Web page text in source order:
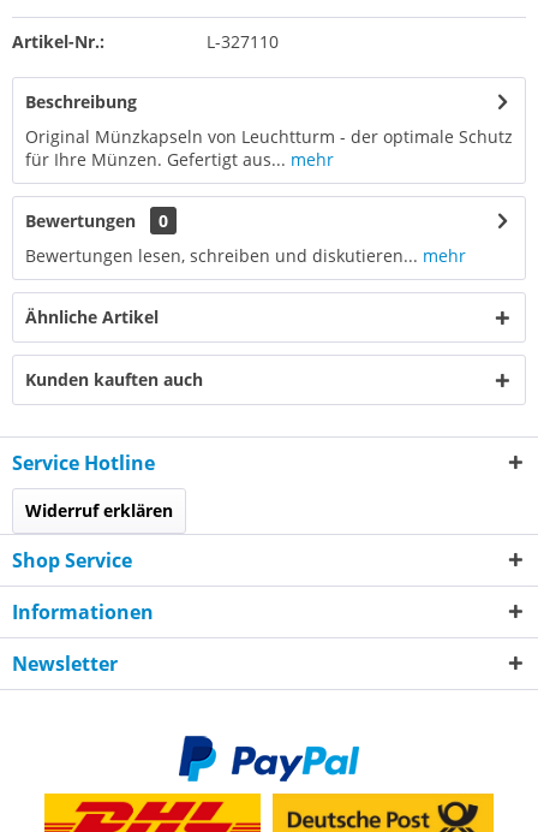
Artikel-Nr.: L-327110
Beschreibung
Original Münzkapseln von Leuchtturm - der optimale Schutz
für Ihre Münzen. Gefertigt aus... mehr
Bewertungen
0
Bewertungen lesen, schreiben und diskutieren... mehr
Ähnliche Artikel
Kunden kauften auch
Service Hotline
Widerruf erklären
Shop Service
Informationen
Newsletter